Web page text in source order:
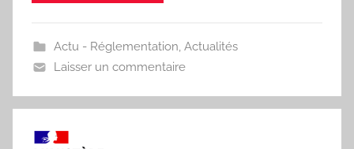
Actu - Réglementation, Actualités
Laisser un commentaire